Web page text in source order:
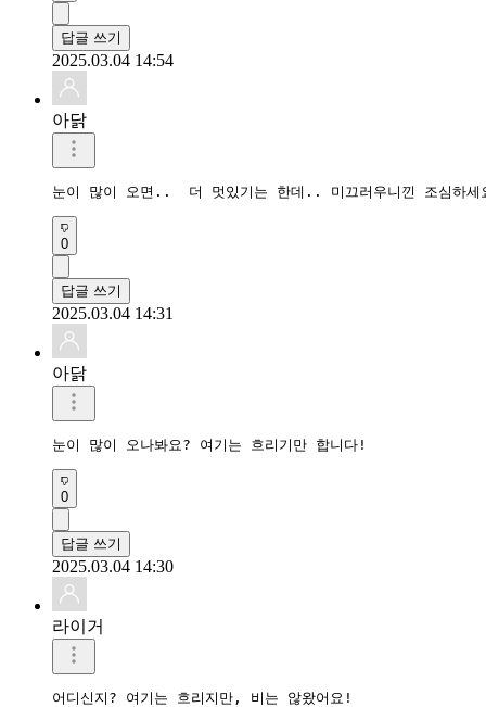
답글 쓰기
2025.03.04 14:54
아닭
눈이 많이 오면..  더 멋있기는 한데.. 미끄러우니낀 조심하세
0
답글 쓰기
2025.03.04 14:31
아닭
눈이 많이 오나봐요? 여기는 흐리기만 합니다!
0
답글 쓰기
2025.03.04 14:30
라이거
어디신지? 여기는 흐리지만, 비는 않왔어요!